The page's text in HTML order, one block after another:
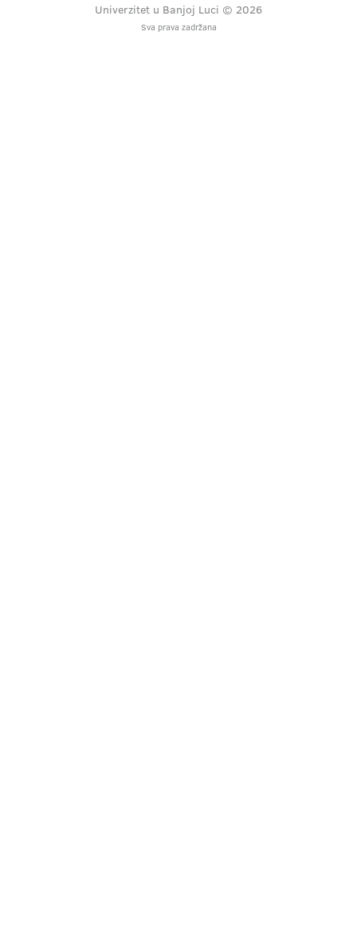
Univerzitet u Banjoj Luci © 2026
Sva prava zadržana